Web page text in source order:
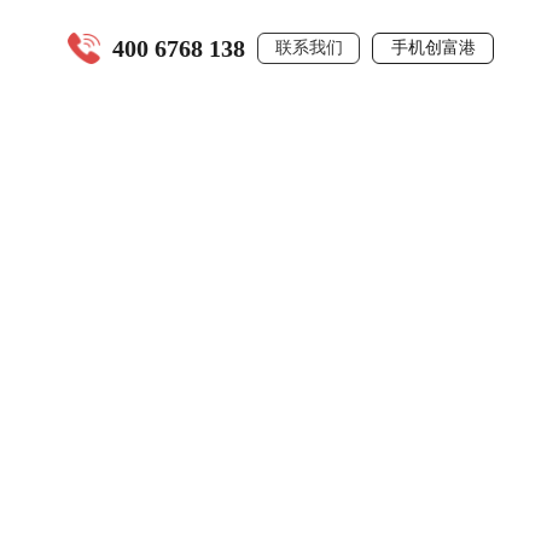
400 6768 138 联系我们 手机创富港